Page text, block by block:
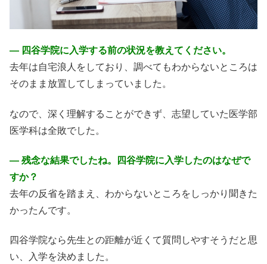
― 四谷学院に入学する前の状況を教えてください。
去年は自宅浪人をしており、調べてもわからないところは
そのまま放置してしまっていました。
なので、深く理解することができず、志望していた医学部
医学科は全敗でした。
― 残念な結果でしたね。四谷学院に入学したのはなぜで
すか？
去年の反省を踏まえ、わからないところをしっかり聞きた
かったんです。
四谷学院なら先生との距離が近くて質問しやすそうだと思
い、入学を決めました。